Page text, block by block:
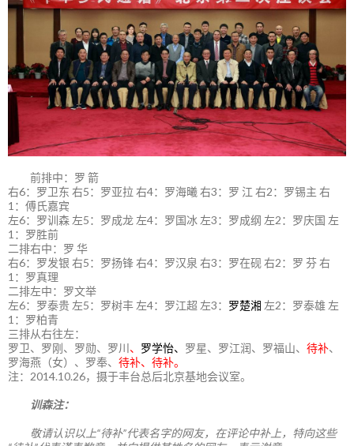
前排中：罗 箭
右6：罗卫东 右5：罗亚拉 右4：罗海曦 右3：罗 江 右2：罗锡主 右
1：傅氏嘉宾
左6：罗训森 左5：罗成龙 左4：罗国冰 左3：罗成纲 左2：罗庆国 左
1：罗胜前
二排右中：罗 华
右6：罗发银 右5：罗扬锋 右4：罗汉泉 右3：罗在砚 右2：罗 芬 右
1：罗真理
二排左中：罗文举
左6：罗泰贵 左5：罗树丰 左4：罗江超 左3： 罗楚湘 左2：罗泰雄 左
1：罗柏青
三排从右往左：
罗卫、罗刚、罗勋、罗川 、 罗学怡、 罗星、罗江润、罗福山、 待补、
罗海燕（女）、罗奉、 待补、待补。
注：2014.10.26，摄于丰台总后北京基地会议室。
训森注：
敬请认识以上“待补”代表名字的网友，在评论中补上，特向这些